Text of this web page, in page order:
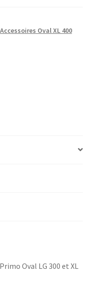
Accessoires Oval XL 400
Oval LG 300 et XL